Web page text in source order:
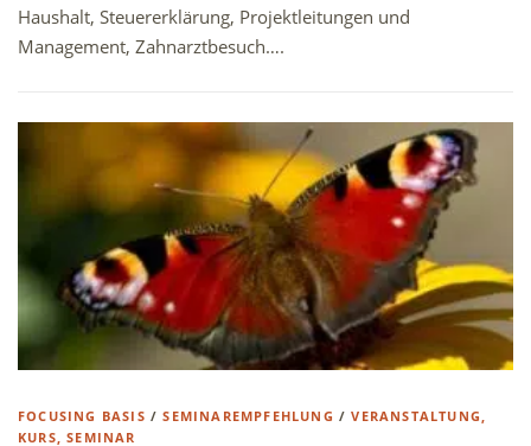
Haushalt, Steuererklärung, Projektleitungen und
Management, Zahnarztbesuch….
FOCUSING BASIS /SEMINAREMPFEHLUNG /VERANSTALTUNG,
KURS, SEMINAR